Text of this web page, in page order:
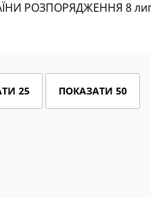
РОЗПОРЯДЖЕННЯ 8
25 ПОКАЗАТИ 50